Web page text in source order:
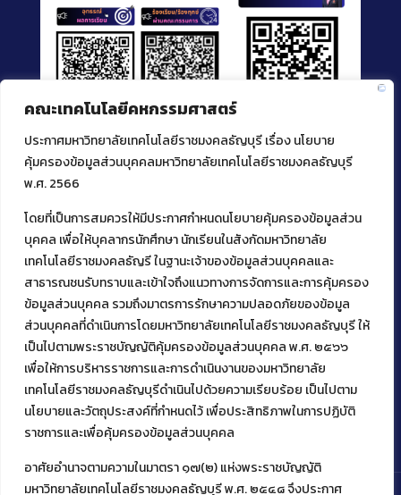
คณะเทคโนโลยีคหกรรมศาสตร์
ประกาศมหาวิทยาลัยเทคโนโลยีราชมงคลธัญบุรี เรื่อง นโยบาย
คุ้มครองข้อมูลส่วนบุคคลมหาวิทยาลัยเทคโนโลยีราชมงคลธัญบุรี
พ.ศ. 2566
โดยที่เป็นการสมควรให้มีประกาศกำหนดนโยบายคุ้มครองข้อมูลส่วน
บุคคล เพื่อให้บุคลากรนักศึกษา นักเรียนในสังกัดมหาวิทยาลัย
เทคโนโลยีราชมงคลธัญรี ในฐานะเจ้าของข้อมูลส่วนบุคคลและ
สาธารณชนรับทราบและเข้าใจถึงแนวทางการจัดการและการคุ้มครอง
ข้อมูลส่วนบุคคล รวมถึงมาตรการรักษาความปลอดภัยของข้อมูล
ส่วนบุคคลที่ดำเนินการโดยมหาวิทยาลัยเทคโนโลยีราชมงคลธัญบุรี ให้
เป็นไปตามพระราชบัญญัติคุ้มครองข้อมูลส่วนบุคคล พ.ศ. ๒๕๖๖
เพื่อให้การบริหารราชการและการดำเนินงานของมหาวิทยาลัย
เทคโนโลยีราชมงคลธัญบุรีดำเนินไปด้วยความเรียบร้อย เป็นไปตาม
นโยบายและวัตถุประสงค์ที่กำหนดไว้ เพื่อประสิทธิภาพในการปฏิบัติ
ราชการและเพื่อคุ้มครองข้อมูลส่วนบุคคล
อาศัยอำนาจตามความในมาตรา ๑๗(๒) แห่งพระราชบัญญัติ
มหาวิทยาลัยเทคโนโลยีราชมงคลธัญบุรี พ.ศ. ๒๕๔๘ จึงประกาศ
ติดต่อคณะเทคโนโลยีคหกรรมศาสตร์
39 หมู่ 1
ต.คลองหก อ. คลองหลวง
จ.ปทุมธานี 12120
โทร 02 549 3161
Facebook
Instagram
Mail